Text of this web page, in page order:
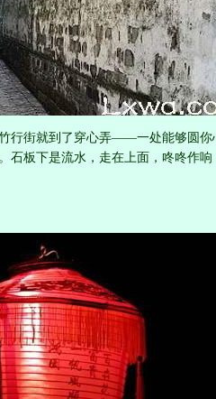
行街就到了穿心弄——一处能够圆你
石板下是流水，走在上面，咚咚作